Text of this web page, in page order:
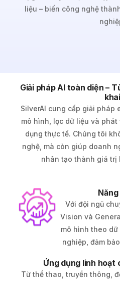
liệu – biến công nghệ
Giải pháp AI toàn diện –
khai
SilverAI cung cấp giải
mô hình, lọc dữ liệu và
dụng thực tế. Chúng tôi
nghệ, mà còn giúp doanh
nhân tạo thành giá trị
Với đội ngũ
Vision và
mô hình theo
nghiệp, đảm
Ứng dụng linh hoạt
Từ thể thao, truyền thông,